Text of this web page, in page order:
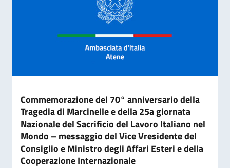
Commemorazione del 70° anniversario della
Tragedia di Marcinelle e della 25a giornata
Nazionale del Sacrificio del Lavoro Italiano nel
Mondo – messaggio del Vice Vresidente del
Consiglio e Ministro degli Affari Esteri e della
Cooperazione Internazionale